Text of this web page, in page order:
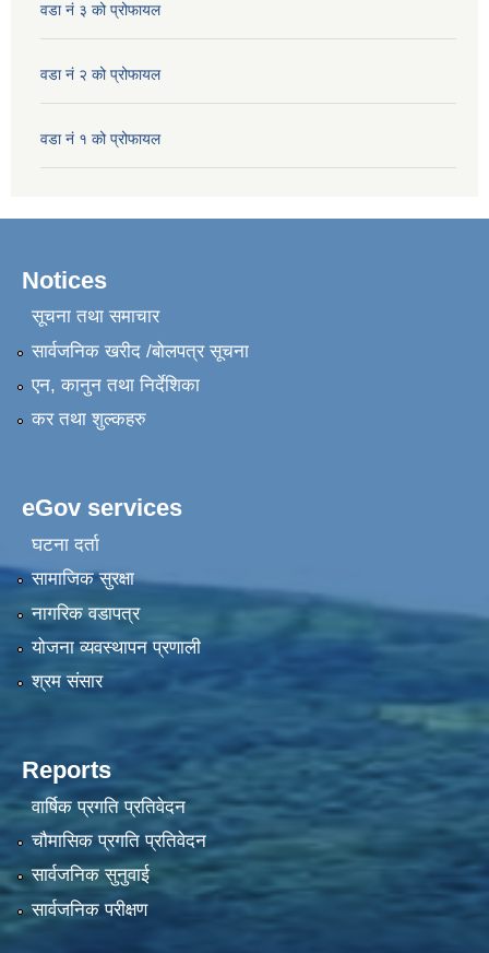
वडा नं ३ को प्रोफायल
वडा नं २ को प्रोफायल
वडा नं १ को प्रोफायल
Notices
सूचना तथा समाचार
सार्वजनिक खरीद /बोलपत्र सूचना
एन, कानुन तथा निर्देशिका
कर तथा शुल्कहरु
eGov services
घटना दर्ता
सामाजिक सुरक्षा
नागरिक वडापत्र
योजना व्यवस्थापन प्रणाली
श्रम संसार
Reports
वार्षिक प्रगति प्रतिवेदन
चौमासिक प्रगति प्रतिवेदन
सार्वजनिक सुनुवाई
सार्वजनिक परीक्षण